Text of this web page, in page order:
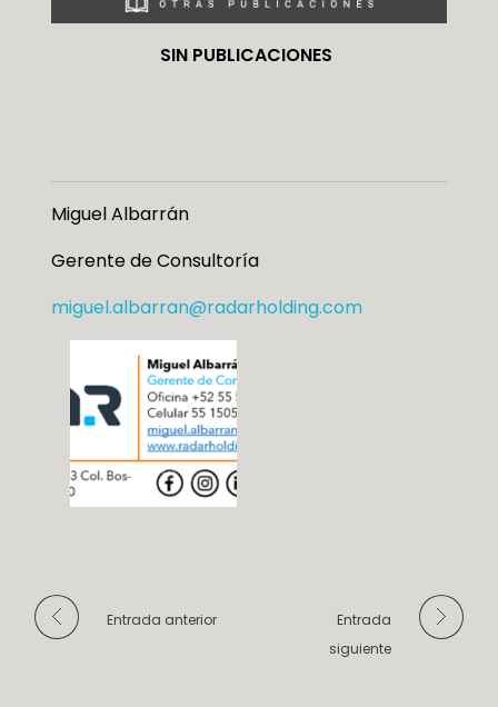
SIN PUBLICACIONES
Miguel Albarrán
Gerente de Consultoría
miguel.albarran@radarholding.com
Entrada anterior
Entrada
siguiente